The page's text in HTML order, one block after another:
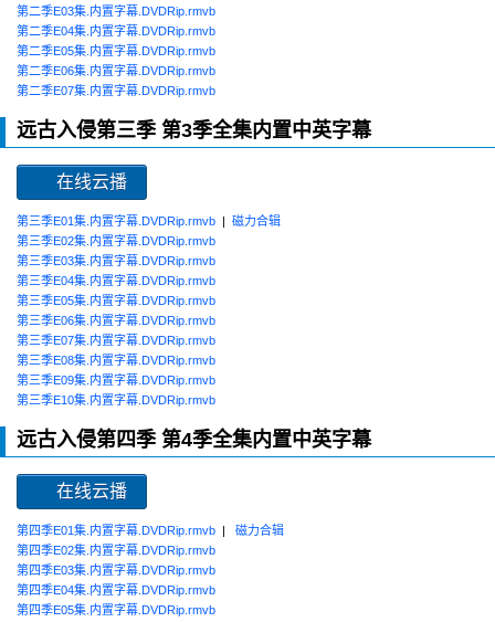
第二季E03集.内置字幕.DVDRip.rmvb
第二季E04集.内置字幕.DVDRip.rmvb
第二季E05集.内置字幕.DVDRip.rmvb
第二季E06集.内置字幕.DVDRip.rmvb
第二季E07集.内置字幕.DVDRip.rmvb
远古入侵第三季 第3季全集内置中英字幕
在线云播
第三季E01集.内置字幕.DVDRip.rmvb | 磁力合辑
第三季E02集.内置字幕.DVDRip.rmvb
第三季E03集.内置字幕.DVDRip.rmvb
第三季E04集.内置字幕.DVDRip.rmvb
第三季E05集.内置字幕.DVDRip.rmvb
第三季E06集.内置字幕.DVDRip.rmvb
第三季E07集.内置字幕.DVDRip.rmvb
第三季E08集.内置字幕.DVDRip.rmvb
第三季E09集.内置字幕.DVDRip.rmvb
第三季E10集.内置字幕.DVDRip.rmvb
远古入侵第四季 第4季全集内置中英字幕
在线云播
第四季E01集.内置字幕.DVDRip.rmvb | 磁力合辑
第四季E02集.内置字幕.DVDRip.rmvb
第四季E03集.内置字幕.DVDRip.rmvb
第四季E04集.内置字幕.DVDRip.rmvb
第四季E05集.内置字幕.DVDRip.rmvb